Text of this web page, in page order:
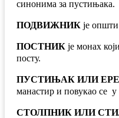
синонима за пустињака.
ПОДВИЖНИК је
ПОСТНИК је монах
посту.
ПУСТИЊАК ИЛИ
манастир и повукао се
СТОЛПНИК ИЛИ